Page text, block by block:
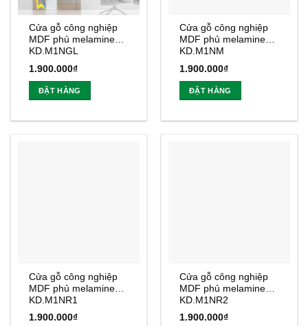
Cửa gỗ công nghiệp
MDF phủ melamine
KD.M1NGL
1.900.000₫
ĐẶT HÀNG
Cửa gỗ công nghiệp
MDF phủ melamine
KD.M1NM
1.900.000₫
ĐẶT HÀNG
Cửa gỗ công nghiệp
MDF phủ melamine
KD.M1NR1
1.900.000₫
Cửa gỗ công nghiệp
MDF phủ melamine
KD.M1NR2
1.900.000₫